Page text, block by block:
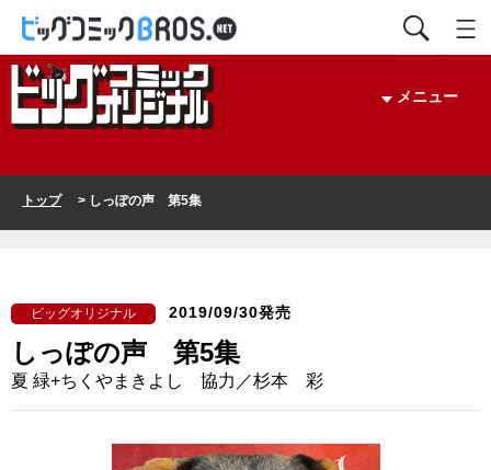
メニュー
トップ> しっぽの声 第5集
ビッグオリジナル 2019/09/30発売
しっぽの声 第5集
夏 緑+ちくやまきよし 協力／杉本 彩